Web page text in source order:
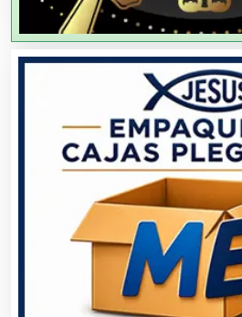
Agricultores
Agricultura y Ganadería
Agua Purificada
Aire Acondicionado
Alarmas